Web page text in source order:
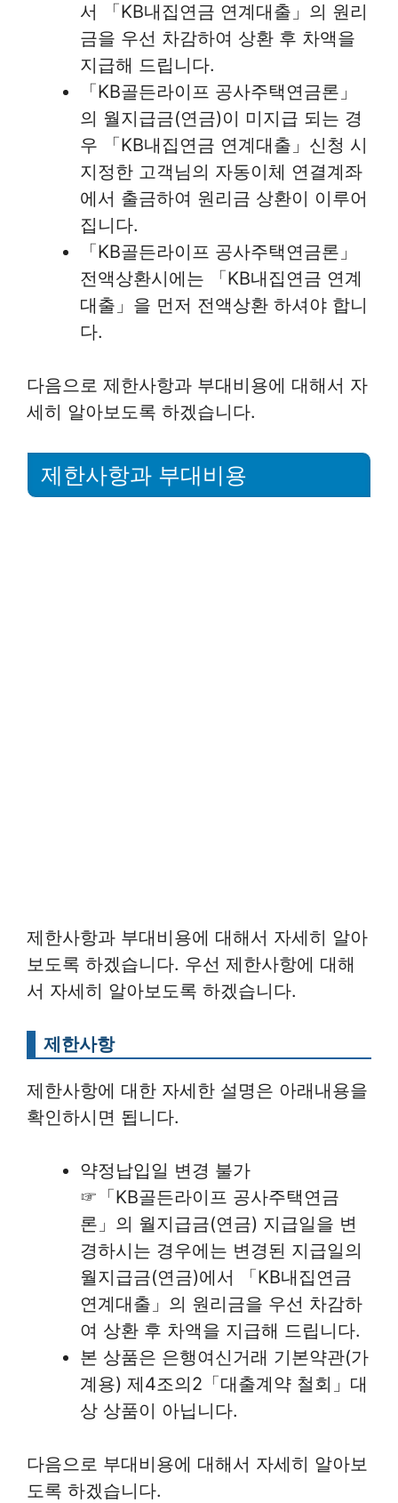
서 「KB내집연금 연계대출」의 원리
금을 우선 차감하여 상환 후 차액을
지급해 드립니다.
「KB골든라이프 공사주택연금론」
의 월지급금(연금)이 미지급 되는 경
우 「KB내집연금 연계대출」신청 시
지정한 고객님의 자동이체 연결계좌
에서 출금하여 원리금 상환이 이루어
집니다.
「KB골든라이프 공사주택연금론」
전액상환시에는 「KB내집연금 연계
대출」을 먼저 전액상환 하셔야 합니
다.
다음으로 제한사항과 부대비용에 대해서 자
세히 알아보도록 하겠습니다.
제한사항과 부대비용
제한사항과 부대비용에 대해서 자세히 알아
보도록 하겠습니다. 우선 제한사항에 대해
서 자세히 알아보도록 하겠습니다.
제한사항
제한사항에 대한 자세한 설명은 아래내용을
확인하시면 됩니다.
약정납입일 변경 불가
☞「KB골든라이프 공사주택연금
론」의 월지급금(연금) 지급일을 변
경하시는 경우에는 변경된 지급일의
월지급금(연금)에서 「KB내집연금
연계대출」의 원리금을 우선 차감하
여 상환 후 차액을 지급해 드립니다.
본 상품은 은행여신거래 기본약관(가
계용) 제4조의2「대출계약 철회」대
상 상품이 아닙니다.
다음으로 부대비용에 대해서 자세히 알아보
도록 하겠습니다.